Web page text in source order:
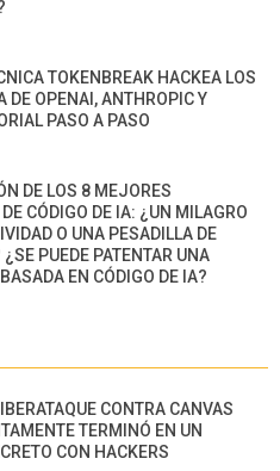
TOKENBREAK HACKEA LOS
DE OPENAI, ANTHROPIC Y
PASO A PASO
DE LOS 8 MEJORES
CÓDIGO DE IA: ¿UN MILAGRO
O UNA PESADILLA DE
PUEDE PATENTAR UNA
EN CÓDIGO DE IA?
CONTRA CANVAS
TERMINÓ EN UN
CON HACKERS